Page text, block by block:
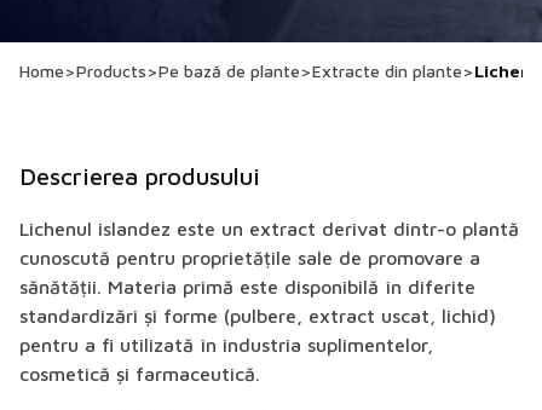
Home>Products>Pe bază de plante>Extracte din plante>Lichen
Descrierea produsului
Lichenul islandez este un extract derivat dintr-o plantă
cunoscută pentru proprietățile sale de promovare a
sănătății. Materia primă este disponibilă în diferite
standardizări și forme (pulbere, extract uscat, lichid)
pentru a fi utilizată în industria suplimentelor,
cosmetică și farmaceutică.